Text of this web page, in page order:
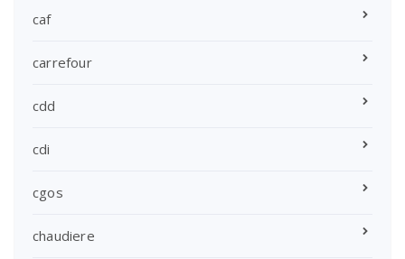
caf
carrefour
cdd
cdi
cgos
chaudiere